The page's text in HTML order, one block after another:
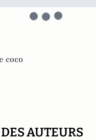
coco
AUTEURS